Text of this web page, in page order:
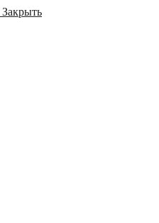
Закрыть